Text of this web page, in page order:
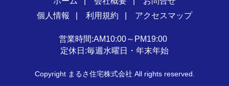
個人情報
利用規約 アクセスマップ
営業時間:AM10:00～PM19:00
定休日:毎週水曜日・年末年始
Copyright まるさ住宅株式会社 All rights reserved.